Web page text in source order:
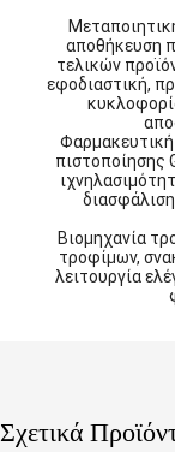
αποθήκευση
τελικών
εφοδιαστική,
πιστοποίησης
Βιομηχανία
τροφίμων,
λειτουργία
Σχετικά